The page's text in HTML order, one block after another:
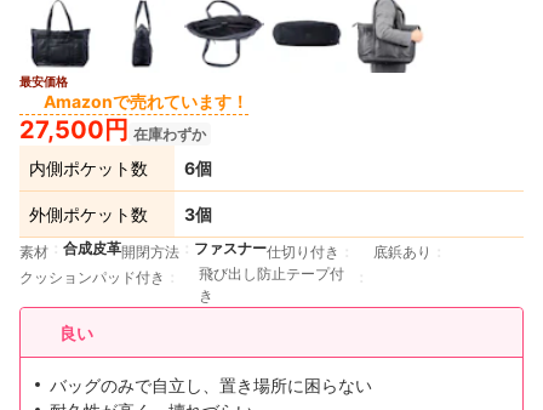
最安価格
Amazonで売れています！
27,500円 在庫わずか
内側ポケット数 6個
外側ポケット数 3個
素材 合成皮革開閉方法 ファスナー仕切り付き
底鋲あり
クッションパッド付き
飛び出し防止テープ付
き
良い
バッグのみで自立し、置き場所に困らない